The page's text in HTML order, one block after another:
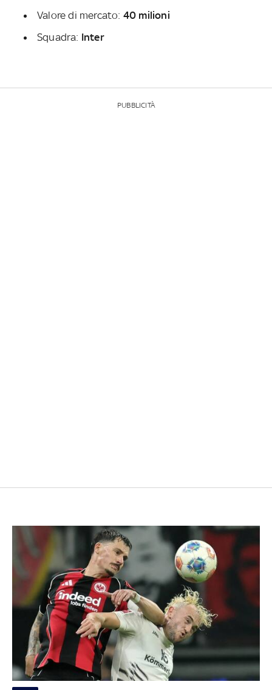
Valore di mercato: 40 milioni
Squadra: Inter
PUBBLICITÀ